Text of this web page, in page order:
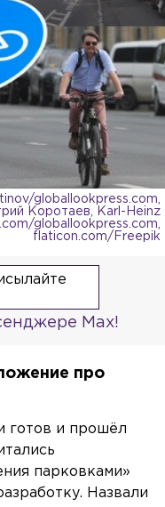
globallookpress.com,
Коротаев, Karl-Heinz
globallookpress.com,
flaticon.com/Freepik
Max!
про
готов и прошёл
парковками»
Назвали